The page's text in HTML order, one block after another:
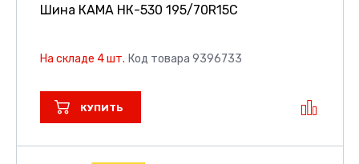
Шина КАМА НК-530 195/70R15C
На складе 4 шт. Код товара 9396733
КУПИТЬ